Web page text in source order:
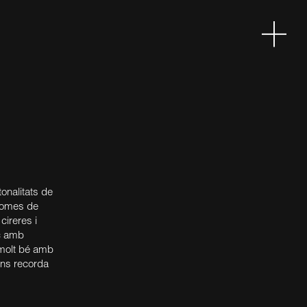
de
de
i
amb
bé amb
recorda